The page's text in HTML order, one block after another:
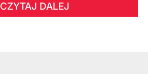
CZYTAJ DALEJ